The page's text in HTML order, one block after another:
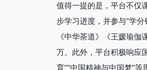
值得一提的是，平台不仅
步学习进度，并参与“学
《中华茶道》《王媛瑜
万。此外，平台积极响应
育”“中国精神与中国梦”等